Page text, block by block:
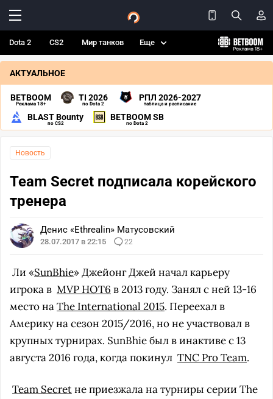
Dota 2 CS2 Мир танков Еще
АКТУАЛЬНОЕ
BETBOOM
Реклама 18+
TI 2026
по Dota 2
РПЛ 2026-2027
таблица и расписание
BLAST Bounty
по CS2
BETBOOM SB
по Dota 2
Новость
Team Secret подписала корейского
тренера
Денис «Ethrealin» Матусовский
28.07.2017 в 22:15 22
Ли «SunBhie» Джейонг Джей начал карьеру
игрока в MVP HOT6 в 2013 году. Занял с ней 13-16
место наThe International 2015. Переехал в
Америку на сезон 2015/2016, но не участвовал в
крупных турнирах. SunBhie был в инактиве с 13
августа 2016 года, когда покинул TNC Pro Team.
Team Secretне приезжала на турниры серии The